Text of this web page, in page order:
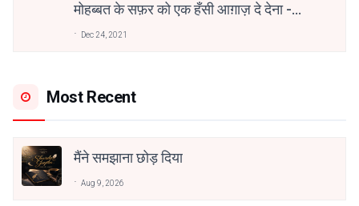
मोहब्बत के सफ़र को एक हँसी आग़ाज़ दे देना -
Dec 24, 2021
Most Recent
मैंने समझाना छोड़ दिया
Aug 9, 2026